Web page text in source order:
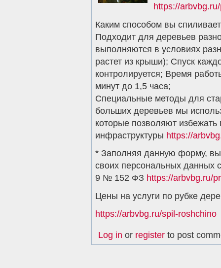
https://
Каким способом вы
Подходит для деревьев
выполняются в условиях
растет из крыши); Спуск
контролируется; Время
минут до 1,5 часа;
Специальные методы для
больших деревьев мы
которые позволяют
инфраструктуры https://
* Заполняя данную форму, вы
своих персональных данных
9 № 152 ФЗ https://arbvbg.ru/
Цены на услуги по рубке
https://arbvbg.ru/spil-roshchino
Log in or register to post